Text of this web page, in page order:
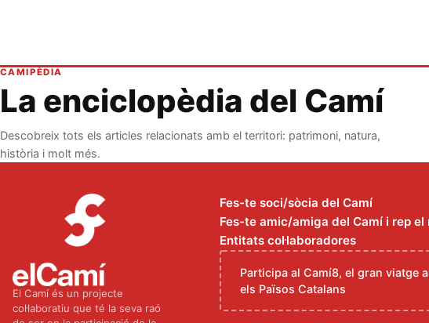
CAMIPÈDIA
La enciclopèdia del Camí
Descobreix tots els articles relacionats amb el territori: patrimoni, natura,
història i molt més.
El Camí és un projecte
col·laboratiu que té la seva raó
Fes-te soci/sòcia del Camí
Fes-te amic/amiga del Camí i rep
Entitats col·laboradores
Participa al Camí8, el gran viatge
els Països Catalans